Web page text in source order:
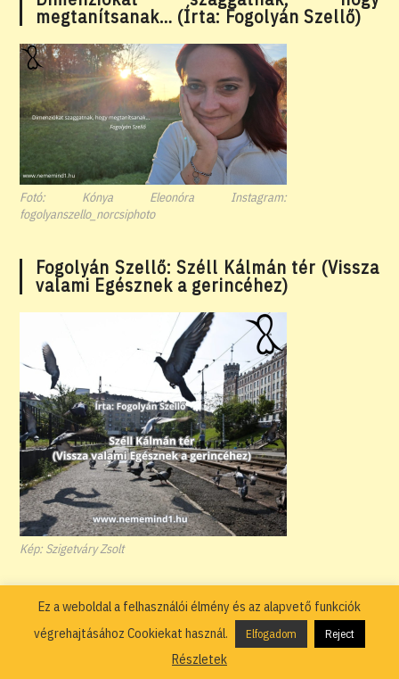
megtanítsanak… (Írta: Fogolyán Szellő)
Fotó: Kónya Eleonóra Instagram:
fogolyanszello_norcsiphoto
Fogolyán Szellő: Széll Kálmán tér (Vissza
valami Egésznek a gerincéhez)
Kép: Szigetváry Zsolt
Kiközösítve, kicsúfolva, kinevetve; a
gyermekkori traumákról (Írta: Fogolyán
Szellő)
Ez a weboldal a felhasználói élmény és az alapvető funkciók
végrehajtásához Cookiekat használ.
Elfogadom Reject
Részletek